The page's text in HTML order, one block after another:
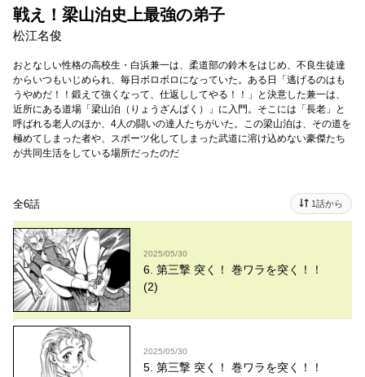
戦え！梁山泊史上最強の弟子
松江名俊
おとなしい性格の高校生・白浜兼一は、柔道部の鈴木をはじめ、不良生徒達
からいつもいじめられ、毎日ボロボロになっていた。ある日「逃げるのはも
うやめだ！！鍛えて強くなって、仕返ししてやる！！」と決意した兼一は、
近所にある道場「梁山泊（りょうざんぱく）」に入門。そこには「長老」と
呼ばれる老人のほか、4人の闘いの達人たちがいた。この梁山泊は、その道を
極めてしまった者や、スポーツ化してしまった武道に溶け込めない豪傑たち
が共同生活をしている場所だったのだ
全6話 1話から
2025/05/30
6. 第三撃 突く！ 巻ワラを突く！！
(2)
2025/05/30
5. 第三撃 突く！ 巻ワラを突く！！